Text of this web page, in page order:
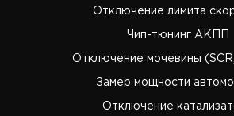
Отключение лимита
Чип-тюнинг АКПП
Отключение мочевины
Замер мощности
Отключение